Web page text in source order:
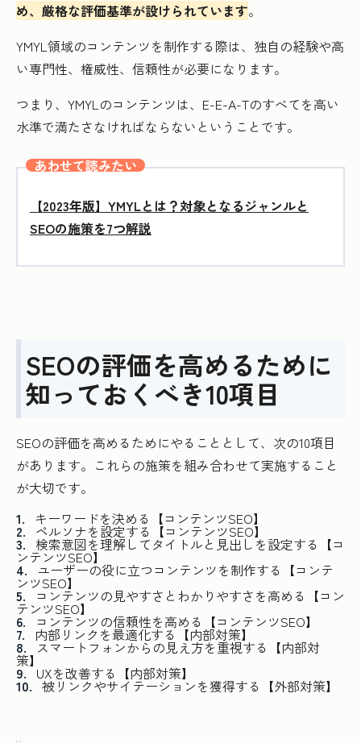
め、厳格な評価基準が設けられています。
YMYL領域のコンテンツを制作する際は、独自の経験や高
い専門性、権威性、信頼性が必要になります。
つまり、YMYLのコンテンツは、E-E-A-Tのすべてを高い
水準で満たさなければならないということです。
あわせて読みたい
【2023年版】YMYLとは？対象となるジャンルと
SEOの施策を7つ解説
SEOの評価を高めるために
知っておくべき10項目
SEOの評価を高めるためにやることとして、次の10項目
があります。これらの施策を組み合わせて実施すること
が大切です。
キーワードを決める【コンテンツSEO】
ペルソナを設定する【コンテンツSEO】
検索意図を理解してタイトルと見出しを設定する【コ
ンテンツSEO】
ユーザーの役に立つコンテンツを制作する【コンテ
ンツSEO】
コンテンツの見やすさとわかりやすさを高める【コン
テンツSEO】
コンテンツの信頼性を高める【コンテンツSEO】
内部リンクを最適化する【内部対策】
スマートフォンからの見え方を重視する【内部対
策】
UXを改善する【内部対策】
被リンクやサイテーションを獲得する【外部対策】